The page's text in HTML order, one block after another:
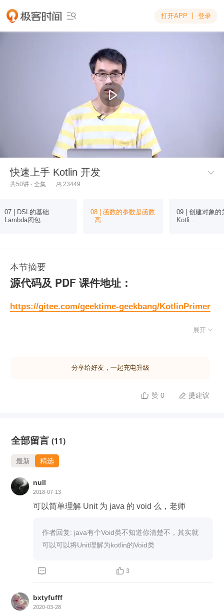
 打开APP 登录
快速上手 Kotlin 开发 
共50讲 · 全集  23449
07 | DSL的基础 :
Lambda闭包...
08 | 函数的参数是函数
: 高...
09 | 创建对象的
Kotli...
本节摘要
源代码及 PDF 课件地址：
https://gitee.com/geektime-geekbang/KotlinPrimer
展开 
分享给好友，一起充电升级
 赞 0  提建议
全部留言 (11)
最新 精选
null
2018-07-13
可以简单理解 Unit 为 java 的 void 么，老师
作者回复: java有个Void类不知道你清楚不，其实就
可以可以将Unit理解为kotlin的Void类
  3
bxtyfufff
2020-03-28